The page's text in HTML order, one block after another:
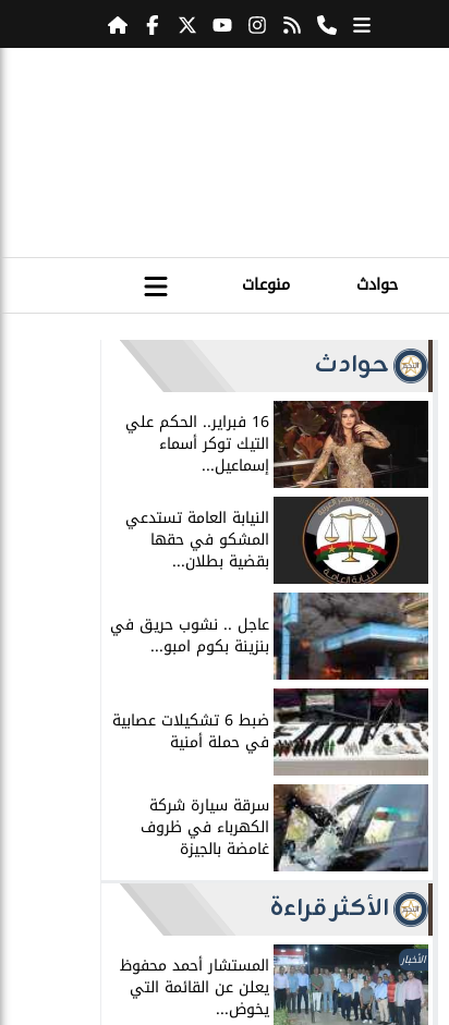
حوادث منوعات
حوادث
16 فبراير.. الحكم علي
التيك توكر أسماء
إسماعيل...
النيابة العامة تستدعي
المشكو في حقها
بقضية بطلان...
عاجل .. نشوب حريق في
بنزينة بكوم امبو...
ضبط 6 تشكيلات عصابية
في حملة أمنية
سرقة سيارة شركة
الكهرباء في ظروف
غامضة بالجيزة
الأكثر قراءة
الأخبار المستشار أحمد محفوظ
يعلن عن القائمة التي
يخوض...